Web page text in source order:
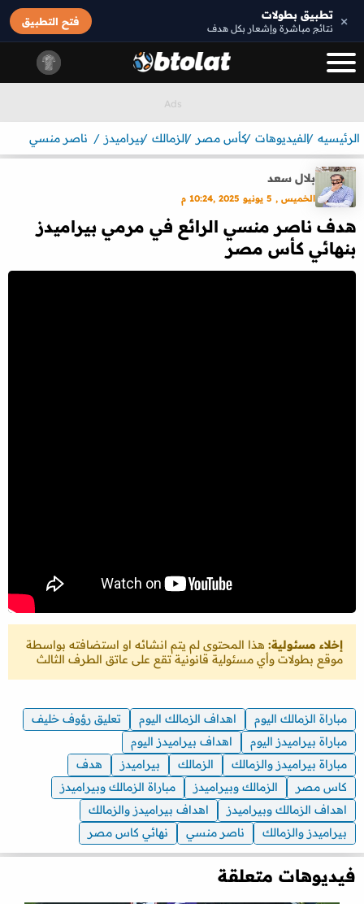
× تطبيق بطولات
نتائج مباشرة وإشعار بكل هدف
فتح التطبيق
الرئيسيه الفيديوهات كأس مصر الزمالك بيراميدز ناصر منسي
بلال سعد
الخميس , 5 يونيو 2025 ,10:24 م
هدف ناصر منسي الرائع في مرمي بيراميدز
بنهائي كأس مصر
إخلاء مسئولية: هذا المحتوى لم يتم انشائه او استضافته بواسطة
موقع بطولات وأي مسئولية قانونية تقع على عاتق الطرف الثالث
مباراة الزمالك اليوم اهداف الزمالك اليوم
تعليق رؤوف خليف
مباراة بيراميدز اليوم
اهداف بيراميدز اليوم
مباراة بيراميدز والزمالك
الزمالك بيراميدز
هدف
كاس مصر
الزمالك وبيراميدز
مباراة الزمالك وبيراميدز
اهداف الزمالك وبيراميدز
اهداف بيراميدز والزمالك
بيراميدز والزمالك
ناصر منسي نهائي كاس مصر
فيديوهات متعلقة